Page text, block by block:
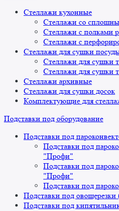
Стеллажи кухонные
Стеллажи со
Стеллажи с полками
Стеллажи с
Стеллажи для сушки
Стеллажи для сушки
Стеллажи для сушки
Стеллажи архивные
Стеллажи для сушки досок
Комплектующие для
Подставки под оборудование
Подставки под
Подставки под
"Профи"
Подставки под
"Профи"
Подставки под
Подставки под овощерезки
Подставки под